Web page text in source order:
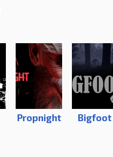
Propnight Bigfoot